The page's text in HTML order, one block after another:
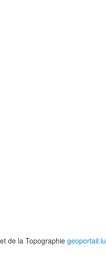
de la Topographiegeoportail.lu